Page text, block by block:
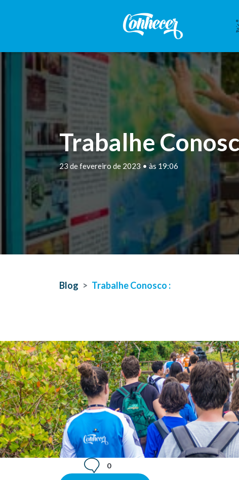
Trabalhe
23 de fevereiro de 2023 • às 19:06
Blog Trabalhe Conosco :
0